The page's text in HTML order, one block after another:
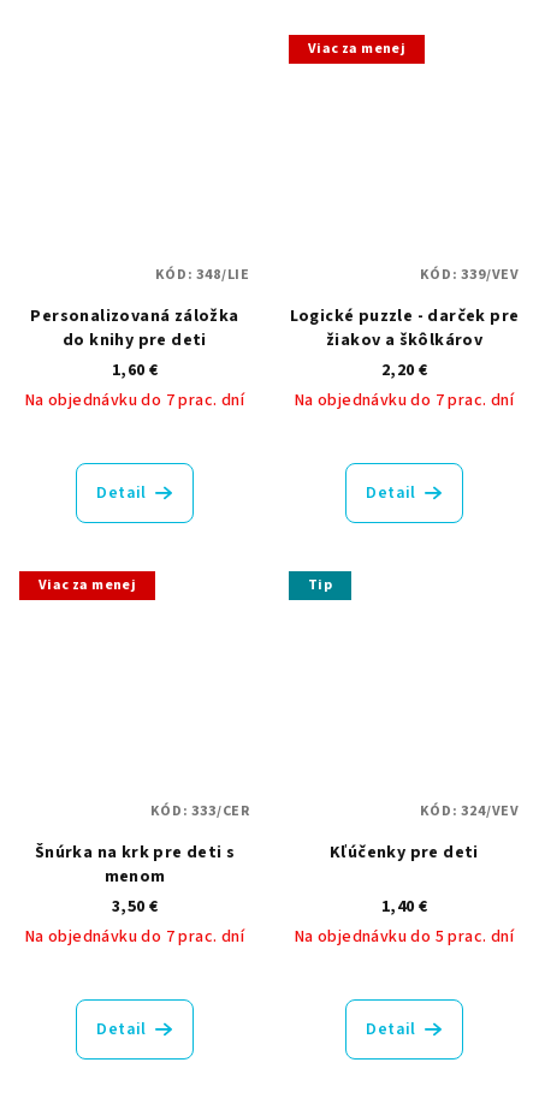
5
hviezdičiek.
Personalizovaná záložka
do knihy pre deti
1,60 €
Na objednávku do 7 prac. dní
hodnotenie
produktu
5
hviezdičiek.
Detail
KÓD:348/LIE
Viac za menej
Logické puzzle - darček pre
žiakov a škôlkárov
2,20 €
Na objednávku do 7 prac. dní
hodnotenie
produktu
Detail
KÓD:339/VEV
Viac za menej
Šnúrka na krk pre deti s
menom
3,50 €
Na objednávku do 7 prac. dní
hodnotenie
produktu
Detail
KÓD:333/CER
Tip
Kľúčenky pre deti
1,40 €
Na objednávku do 5 prac. dní
hodnotenie
produktu
Detail
KÓD:324/VEV